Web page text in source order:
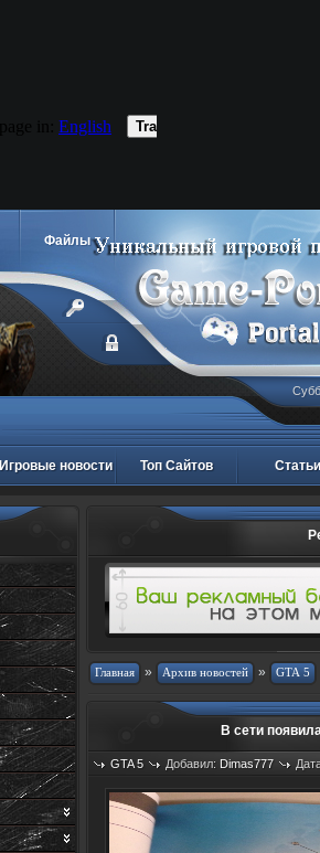
Файлы
Игровые новости Топ Сайтов Статьи
» »
В сети
GTA 5 Добавил: Dimas777